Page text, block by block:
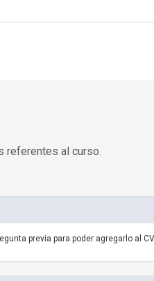
referentes al curso.
previa para poder agregarlo al